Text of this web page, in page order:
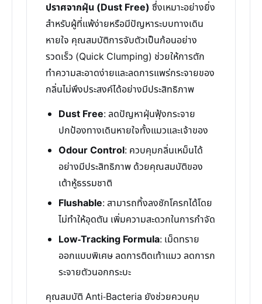
ปราศจากฝุ่น (Dust Free) ซึ่งเหมาะอย่างยิ่ง
สำหรับผู้ที่แพ้ง่ายหรือมีปัญหาระบบทางเดิน
หายใจ คุณสมบัติการจับตัวเป็นก้อนอย่าง
รวดเร็ว (Quick Clumping) ช่วยให้การตัก
ทำความสะอาดง่ายและลดการแพร่กระจายของ
กลิ่นไม่พึงประสงค์ได้อย่างมีประสิทธิภาพ
Dust Free: ลดปัญหาฝุ่นฟุ้งกระจาย
ปกป้องทางเดินหายใจทั้งแมวและเจ้าของ
Odour Control: ควบคุมกลิ่นเหม็นได้
อย่างมีประสิทธิภาพ ด้วยคุณสมบัติของ
เต้าหู้ธรรมชาติ
Flushable: สามารถทิ้งลงชักโครกได้โดย
ไม่ทำให้อุดตัน เพิ่มความสะดวกในการกำจัด
Low-Tracking Formula: เม็ดทราย
ออกแบบพิเศษ ลดการติดเท้าแมว ลดการก
ระจายตัวนอกกระบะ
คุณสมบัติ Anti-Bacteria ยังช่วยควบคุม